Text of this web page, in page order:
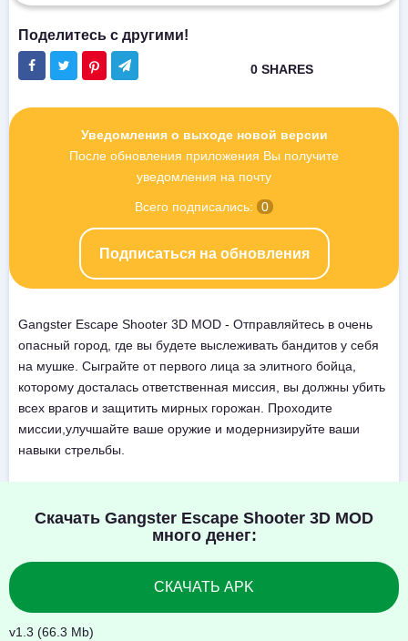
Уведомления о выходе новой версии
После обновления приложения Вы получите
уведомления на почту
Подписаться на обновления
Всего подписались: 0
Gangster Escape Shooter 3D MOD - Отправляйтесь в очень
опасный город, где вы будете выслеживать бандитов у себя
на мушке. Сыграйте от первого лица за элитного бойца,
которому досталась ответственная миссия, вы должны убить
всех врагов и защитить мирных горожан. Проходите
миссии,улучшайте ваше оружие и модернизируйте ваши
навыки стрельбы.
Скачать Gangster Escape Shooter 3D MOD
много денег:
СКАЧАТЬ APK
v1.3 (66.3 Mb)